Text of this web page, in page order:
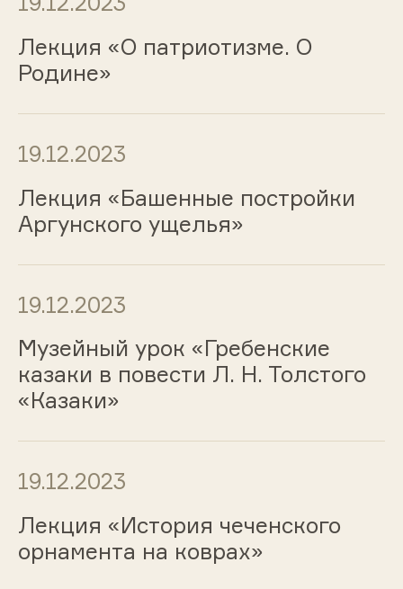
Лекция «О патриотизме. О
Родине»
19.12.2023
Лекция «Башенные постройки
Аргунского ущелья»
19.12.2023
Музейный урок «Гребенские
казаки в повести Л. Н. Толстого
«Казаки»
19.12.2023
Лекция «История чеченского
орнамента на коврах»